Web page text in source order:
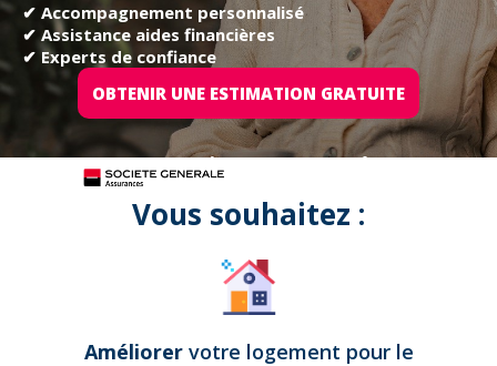
✔ Accompagnement personnalisé
✔ Assistance aides financières
✔ Experts de confiance
OBTENIR UNE ESTIMATION GRATUITE
Tous nos projets sont assurés par
Vous souhaitez :
Améliorer votre logement pour le